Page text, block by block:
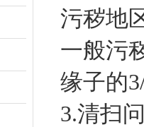
污秽地
一般污
缘子的
3.清扫